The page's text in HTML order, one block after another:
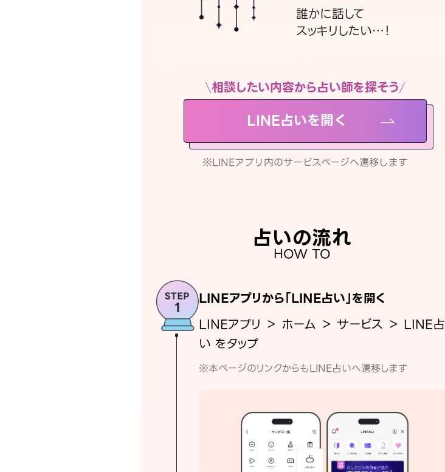
誰かに話して
スッキリしたい…！
相談したい内容から占い師を探そう
LINE占いを開く
※LINEアプリ内のサービスページへ遷移します
占いの流れ
HOW TO
LINEアプリから「LINE占い」を開く
LINEアプリ ＞ ホーム ＞ サービス ＞ LINE占
い をタップ
※本ページのリンクからもLINE占いへ遷移します